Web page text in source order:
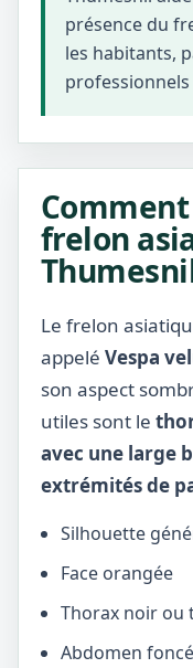
présence du
les habitants,
frelon
Le frelon
appelé Vespa
son aspect
utiles sont le
avec une large
extrémités de
Silhouette
Face orangée
Thorax noir ou
Abdomen